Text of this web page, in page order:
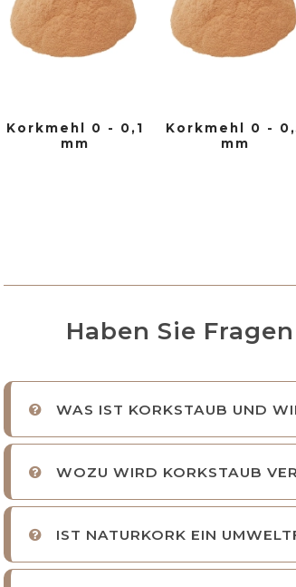
Korkmehl 0 - 0,1
mm
Korkmehl 0 -
mm
Haben Sie
WAS IST KORKSTAUB UND
WOZU WIRD KORKSTAUB
IST NATURKORK EIN